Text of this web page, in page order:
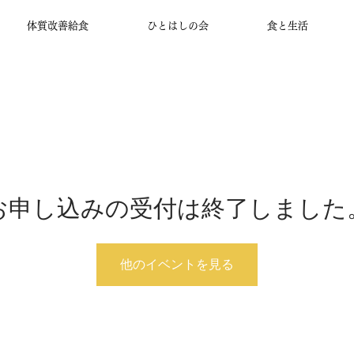
体質改善給食 ひとはしの会 食と生活
申し込みの受付は終了しました。
他のイベントを見る